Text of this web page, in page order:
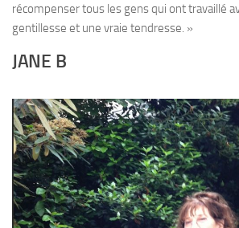
récompenser tous les gens qui ont travaillé
gentillesse et une vraie tendresse. »
JANE B